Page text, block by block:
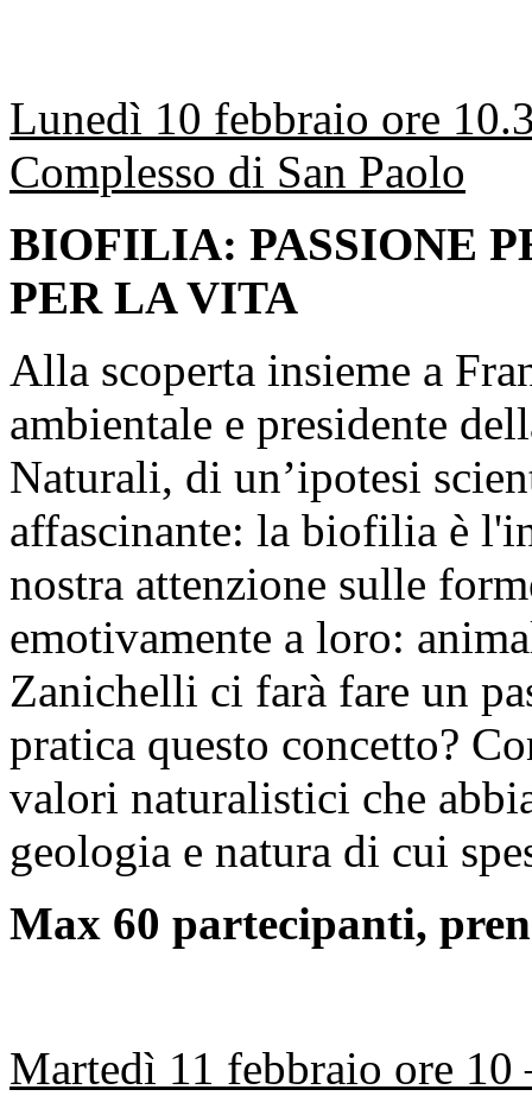
Lunedì 10 febbraio ore
Complesso di San Paolo
BIOFILIA: PASSIONE
PER LA VITA
Alla scoperta insieme a
ambientale e presidente
Naturali, di un’ipotesi
affascinante: la biofilia è
nostra attenzione sulle
emotivamente a loro:
Zanichelli ci farà fare un
pratica questo concetto?
valori naturalistici che
geologia e natura di cui
Max 60 partecipanti,
Martedì 11 febbraio ore